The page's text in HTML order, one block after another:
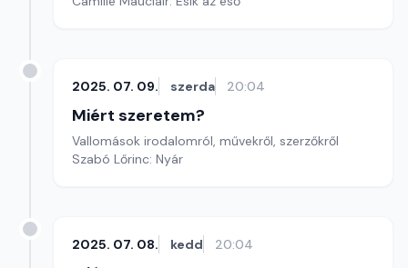
2025. 07. 09. szerda 20:04
Miért szeretem?
Vallomások irodalomról, művekről, szerzőkről
Szabó Lőrinc: Nyár
2025. 07. 08. kedd 20:04